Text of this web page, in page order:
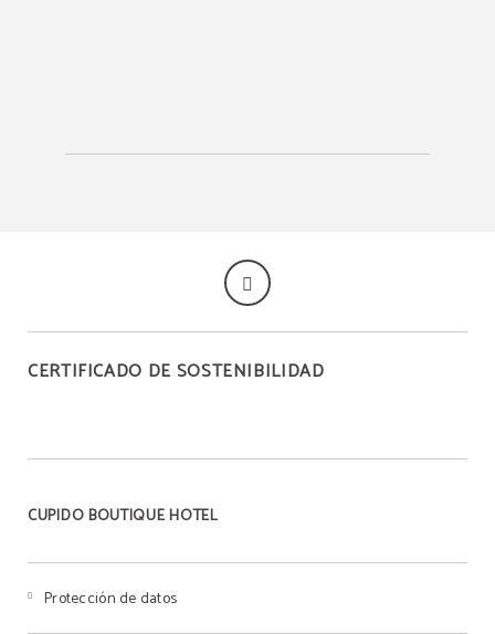
CERTIFICADO DE SOSTENIBILIDAD
CUPIDO BOUTIQUE HOTEL
Protección de datos